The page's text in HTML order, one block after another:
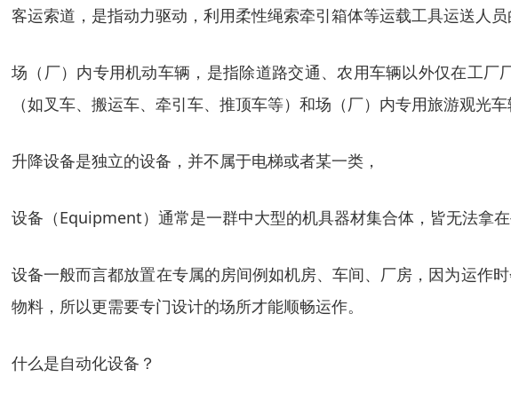
客运索道，是指动力驱动，利用柔性绳索牵引箱体等运载工具运送人
场（厂）内专用机动车辆，是指除道路交通、农用车辆以外仅在工
（如叉车、搬运车、牵引车、推顶车等）和场（厂）内专用旅游观光
升降设备是独立的设备，并不属于电梯或者某一类，
设备（Equipment）通常是一群中大型的机具器材集合体，皆无法拿
设备一般而言都放置在专属的房间例如机房、车间、厂房，因为运作
物料，所以更需要专门设计的场所才能顺畅运作。
什么是自动化设备？